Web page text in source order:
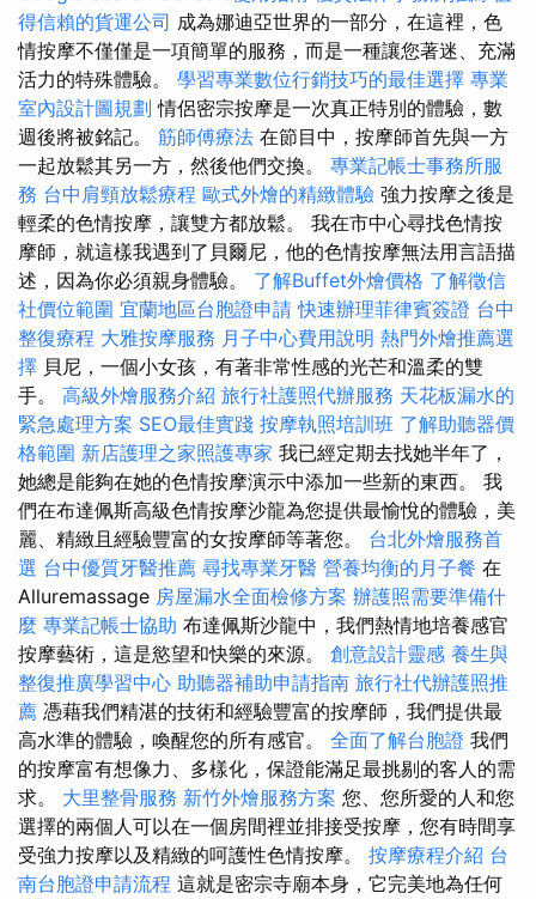
得信賴的貨運公司 成為娜迪亞世界的一部分，在這裡，色
情按摩不僅僅是一項簡單的服務，而是一種讓您著迷、充滿
活力的特殊體驗。 學習專業數位行銷技巧的最佳選擇 專業
室內設計圖規劃 情侶密宗按摩是一次真正特別的體驗，數
週後將被銘記。 筋師傅療法 在節目中，按摩師首先與一方
一起放鬆其另一方，然後他們交換。 專業記帳士事務所服
務 台中肩頸放鬆療程 歐式外燴的精緻體驗 強力按摩之後是
輕柔的色情按摩，讓雙方都放鬆。 我在市中心尋找色情按
摩師，就這樣我遇到了貝爾尼，他的色情按摩無法用言語描
述，因為你必須親身體驗。 了解Buffet外燴價格 了解徵信
社價位範圍 宜蘭地區台胞證申請 快速辦理菲律賓簽證 台中
整復療程 大雅按摩服務 月子中心費用說明 熱門外燴推薦選
擇 貝尼，一個小女孩，有著非常性感的光芒和溫柔的雙
手。 高級外燴服務介紹 旅行社護照代辦服務 天花板漏水的
緊急處理方案 SEO最佳實踐 按摩執照培訓班 了解助聽器價
格範圍 新店護理之家照護專家 我已經定期去找她半年了，
她總是能夠在她的色情按摩演示中添加一些新的東西。 我
們在布達佩斯高級色情按摩沙龍為您提供最愉悅的體驗，美
麗、精緻且經驗豐富的女按摩師等著您。 台北外燴服務首
選 台中優質牙醫推薦 尋找專業牙醫 營養均衡的月子餐 在
Alluremassage 房屋漏水全面檢修方案 辦護照需要準備什
麼 專業記帳士協助 布達佩斯沙龍中，我們熱情地培養感官
按摩藝術，這是慾望和快樂的來源。 創意設計靈感 養生與
整復推廣學習中心 助聽器補助申請指南 旅行社代辦護照推
薦 憑藉我們精湛的技術和經驗豐富的按摩師，我們提供最
高水準的體驗，喚醒您的所有感官。 全面了解台胞證 我們
的按摩富有想像力、多樣化，保證能滿足最挑剔的客人的需
求。 大里整骨服務 新竹外燴服務方案 您、您所愛的人和您
選擇的兩個人可以在一個房間裡並排接受按摩，您有時間享
受強力按摩以及精緻的呵護性色情按摩。 按摩療程介紹 台
南台胞證申請流程 這就是密宗寺廟本身，它完美地為任何